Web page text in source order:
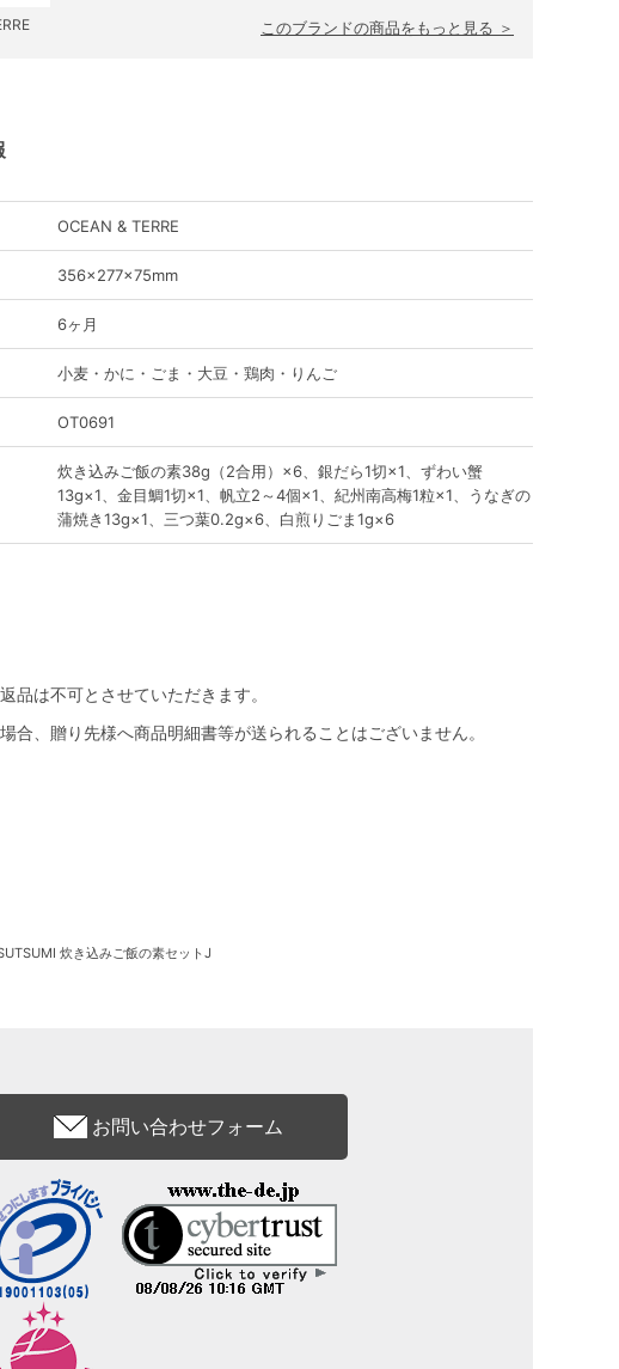
このブランドの商品をもっと見る ＞
OCEAN & TERRE
356×277×75mm
6ヶ月
小麦・かに・ごま・大豆・鶏肉・りんご
OT0691
炊き込みご飯の素38g（2合用）×6、銀だら1切×1、ずわい蟹
13g×1、金目鯛1切×1、帆立2～4個×1、紀州南高梅1粒×1、うなぎの
蒲焼き13g×1、三つ葉0.2g×6、白煎りごま1g×6
品は不可とさせていただきます。
合、贈り先様へ商品明細書等が送られることはございません。
炊き込みご飯の素セットJ
お問い合わせフォーム